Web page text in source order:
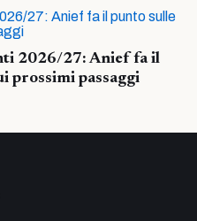
2026/27: Anief fa il
prossimi passaggi